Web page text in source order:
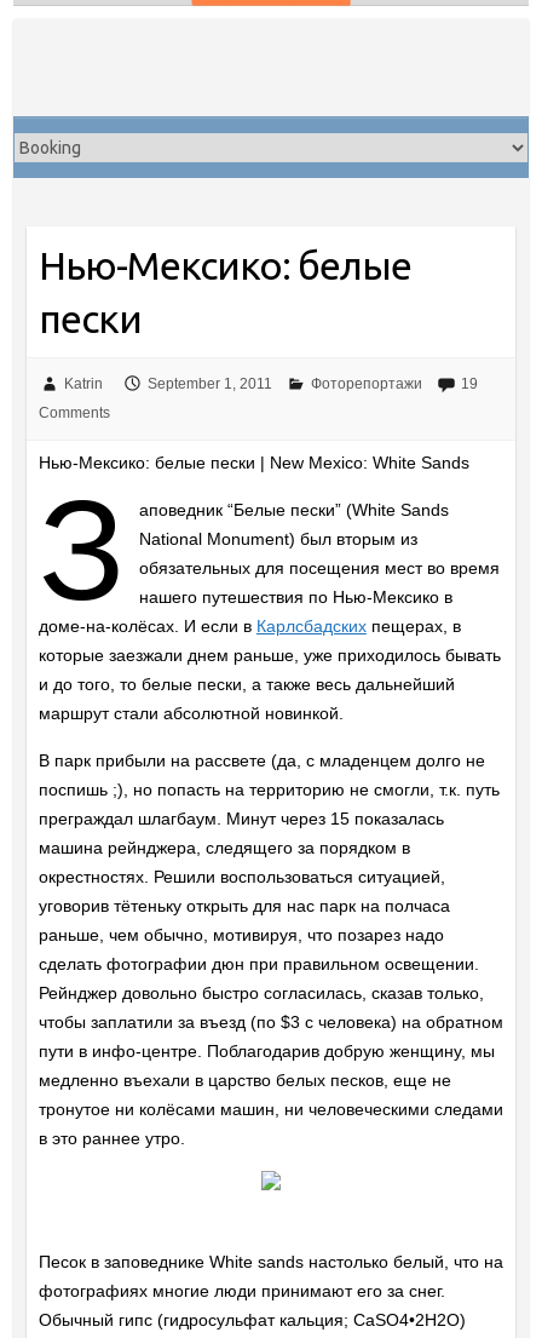
Нью-Мексико: белые
пески
Katrin September 1, 2011 Фоторепортажи
19
Comments
Нью-Мексико: белые пески | New Mexico: White Sands
З
аповедник “Белые пески” (White Sands
National Monument) был вторым из
обязательных для посещения мест во время
нашего путешествия по Нью-Мексико в
доме-на-колёсах. И если в Карлсбадскихпещерах, в
которые заезжали днем раньше, уже приходилось бывать
и до того, то белые пески, а также весь дальнейший
маршрут стали абсолютной новинкой.
В парк прибыли на рассвете (да, с младенцем долго не
поспишь ;), но попасть на территорию не смогли, т.к. путь
преграждал шлагбаум. Минут через 15 показалась
машина рейнджера, следящего за порядком в
окрестностях. Решили воспользоваться ситуацией,
уговорив тётеньку открыть для нас парк на полчаса
раньше, чем обычно, мотивируя, что позарез надо
сделать фотографии дюн при правильном освещении.
Рейнджер довольно быстро согласилась, сказав только,
чтобы заплатили за въезд (по $3 с человека) на обратном
пути в инфо-центре. Поблагодарив добрую женщину, мы
медленно въехали в царство белых песков, еще не
тронутое ни колёсами машин, ни человеческими следами
в это раннее утро.
Песок в заповеднике White sands настолько белый, что на
фотографиях многие люди принимают его за снег.
Обычный гипс (гидросульфат кальция; CaSO4•2H2O)